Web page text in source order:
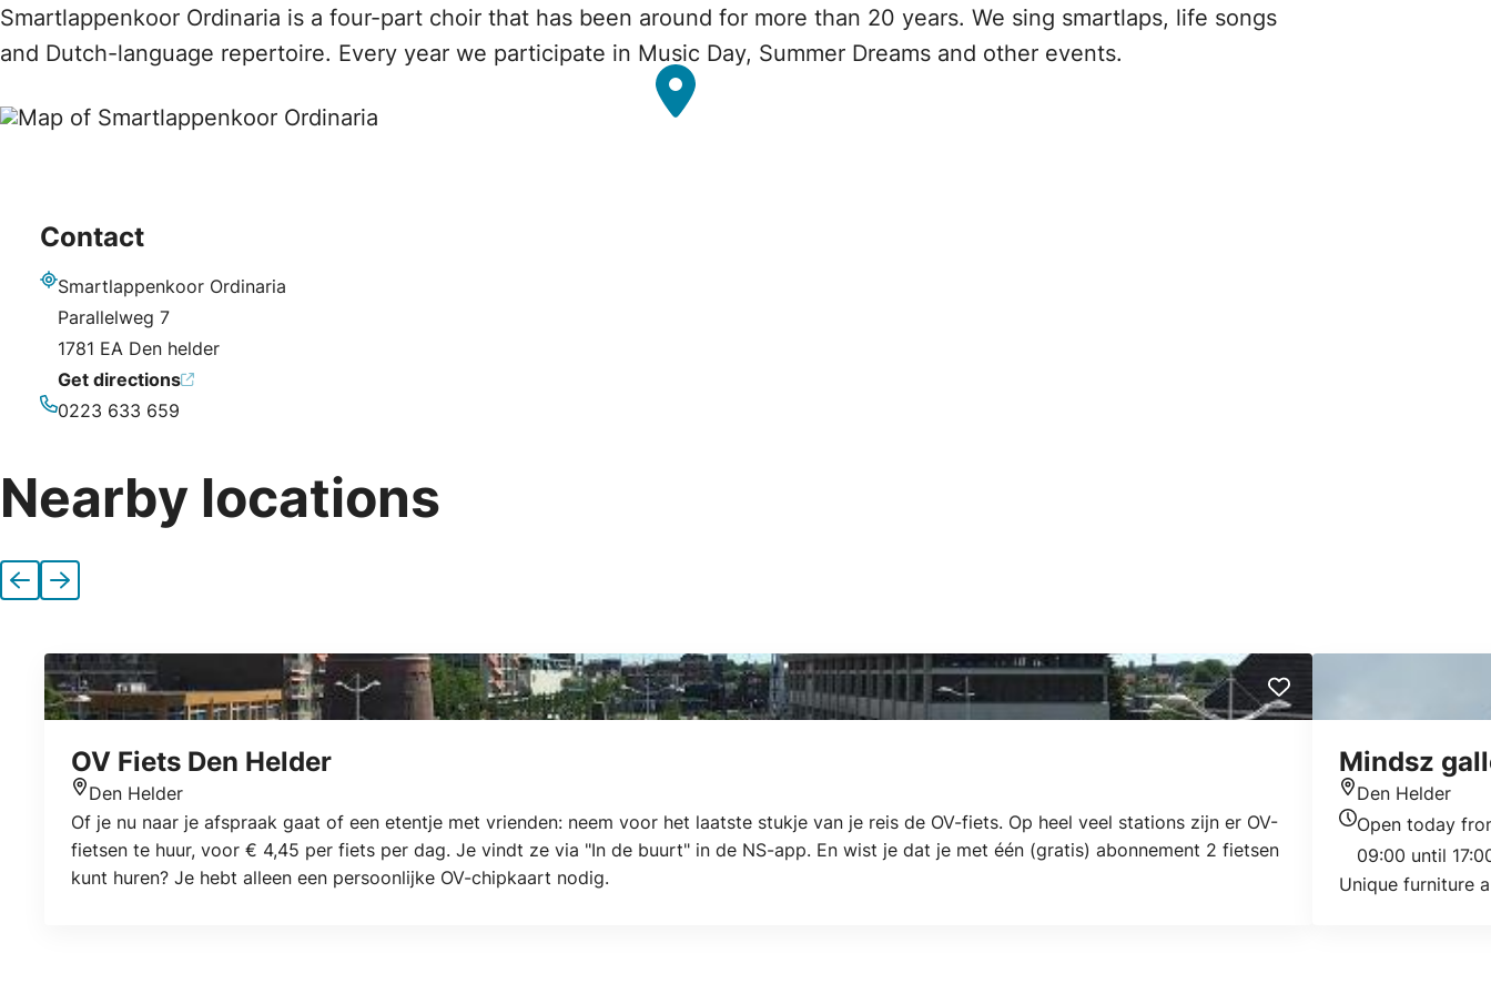
Smartlappenkoor Ordinaria is a four-part choir that has been around for more than 20 years. We sing smartlaps, life songs
and Dutch-language repertoire. Every year we participate in Music Day, Summer Dreams and other events.
Contact
Smartlappenkoor Ordinaria
Parallelweg 7
1781 EA Den helder
Get directions
0223 633 659
Nearby locations
Previous
Next
OV Fiets Den Helder
Location
Den Helder
Of je nu naar je afspraak gaat of een etentje met vrienden: neem voor het laatste stukje van je reis de OV-fiets. Op heel veel stations zijn er OV-
fietsen te huur, voor € 4,45 per fiets per dag. Je vindt ze via "In de buurt" in de NS-app. En wist je dat je met één (gratis) abonnement 2 fietsen
kunt huren? Je hebt alleen een persoonlijke OV-chipkaart nodig.
Mindsz
Location
Den Helder
Today's opening
Open today
09:00 until
Unique furniture